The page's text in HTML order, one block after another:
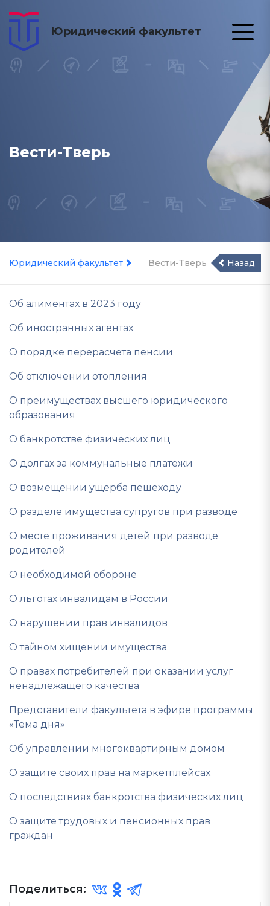
Юридический факультет
Вести-Тверь
Юридический факультет Вести-Тверь Назад
Об алиментах в 2023 году
Об иностранных агентах
О порядке перерасчета пенсии
Об отключении отопления
О преимуществах высшего юридического
образования
О банкротстве физических лиц
О долгах за коммунальные платежи
О возмещении ущерба пешеходу
О разделе имущества супругов при разводе
О месте проживания детей при разводе
родителей
О необходимой обороне
О льготах инвалидам в России
О нарушении прав инвалидов
О тайном хищении имущества
О правах потребителей при оказании услуг
ненадлежащего качества
Представители факультета в эфире программы
«Тема дня»
Об управлении многоквартирным домом
О защите своих прав на маркетплейсах
О последствиях банкротства физических лиц
О защите трудовых и пенсионных прав
граждан
Поделиться: